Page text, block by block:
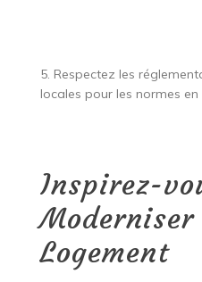
5. Respectez les
locales pour les normes en
Inspirez-
Moderniser
Logement